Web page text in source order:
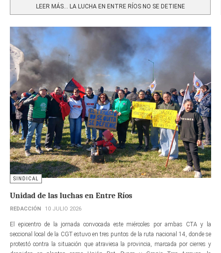
LEER MÁS… LA LUCHA EN ENTRE RÍOS NO SE DETIENE
SINDICAL
Unidad de las luchas en Entre Ríos
REDACCIÓN 10 JULIO 2026
El epicentro de la jornada convocada este miércoles por ambas CTA y la
seccional local de la CGT estuvo en tres puntos de la ruta nacional 14, donde se
protestó contra la situación que atraviesa la provincia, marcada por cierres y